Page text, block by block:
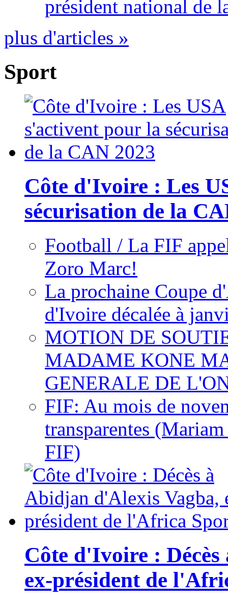
président national de
plus d'articles »
Sport
Côte d'Ivoire : Les
sécurisation de la
Football / La FIF
Zoro Marc!
La prochaine Coupe
d'Ivoire décalée à
MOTION DE
MADAME KONE
GENERALE DE
FIF: Au mois de
transparentes
FIF)
Côte d'Ivoire :
ex-président de